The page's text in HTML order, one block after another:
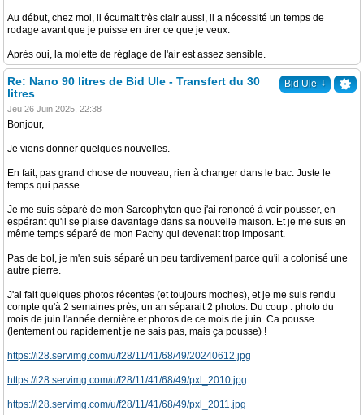
Au début, chez moi, il écumait très clair aussi, il a nécessité un temps de
rodage avant que je puisse en tirer ce que je veux.
Après oui, la molette de réglage de l'air est assez sensible.
Bid Ule ↓
Re: Nano 90 litres de Bid Ule - Transfert du 30
litres
Jeu 26 Juin 2025, 22:38
Bonjour,
Je viens donner quelques nouvelles.
En fait, pas grand chose de nouveau, rien à changer dans le bac. Juste le
temps qui passe.
Je me suis séparé de mon Sarcophyton que j'ai renoncé à voir pousser, en
espérant qu'il se plaise davantage dans sa nouvelle maison. Et je me suis en
même temps séparé de mon Pachy qui devenait trop imposant.
Pas de bol, je m'en suis séparé un peu tardivement parce qu'il a colonisé une
autre pierre.
J'ai fait quelques photos récentes (et toujours moches), et je me suis rendu
compte qu'à 2 semaines près, un an séparait 2 photos. Du coup : photo du
mois de juin l'année dernière et photos de ce mois de juin. Ca pousse
(lentement ou rapidement je ne sais pas, mais ça pousse) !
https://i28.servimg.com/u/f28/11/41/68/49/20240612.jpg
https://i28.servimg.com/u/f28/11/41/68/49/pxl_2010.jpg
https://i28.servimg.com/u/f28/11/41/68/49/pxl_2011.jpg